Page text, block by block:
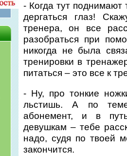
- Когда тут
дергаться глаз!
тренера, он все
разобраться при
никогда не была
тренировки в
питаться – это все к
- Ну, про тонкие
льстишь. А по
абонемент, и в
девушкам – тебе
надо, судя по твоей
закончится.